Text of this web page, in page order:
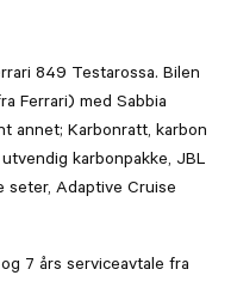
849 Testarossa. Bilen
Ferrari) med Sabbia
annet; Karbonratt, karbon
karbonpakke, JBL
seter, Adaptive Cruise
7 års serviceavtale fra